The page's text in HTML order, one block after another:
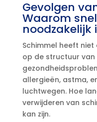
Gevolgen
Waarom
noodzakelijk
Schimmel heeft
op de structuur
allergieën, astma,
luchtwegen.​ Hoe
verwijderen van
kan zijn.​